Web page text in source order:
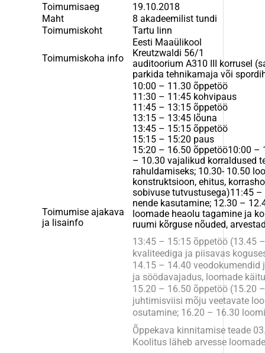
Toimumisaeg
19.10.2018
Maht
8 akadeemilist tundi
Toimumiskoht
Tartu linn
Toimumiskoha info
Eesti Maaülikool
Kreutzwaldi 56/1
auditoorium A310 III korrusel
parkida tehnikamaja või
Toimumise ajakava
ja lisainfo
10:00 – 11.30 õppetöö
11:30 – 11:45 kohvipaus
11:45 – 13:15 õppetöö
13:15 – 13:45 lõuna
13:45 – 15:15 õppetöö
15:15 – 15:20 paus
15:20 – 16.50 õppetöö10:00 –
– 10.30 vajalikud korraldused
rahuldamiseks; 10.30- 10.50
konstruktsioon, ehitus,
sobivuse tutvustusega)11:45
nende kasutamine; 12.30 –
loomade heaolu tagamine ja
ruumi kõrguse nõuded,
13:45 – 15:15 õppetöö (13.45
kvaliteediga ja piisavas
14.15 – 14.40
ja söödavajadus, loomade
15.20 – 16.50 õppetöö (15.20
juhtimisviisi mõju veetavate
osutamine; 16.20 – 16.30
Õppekava kinnitamise teade
Koolitus läheb arvesse